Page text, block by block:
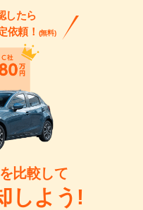
したら
依頼！ (無料)
比較して
しよう!